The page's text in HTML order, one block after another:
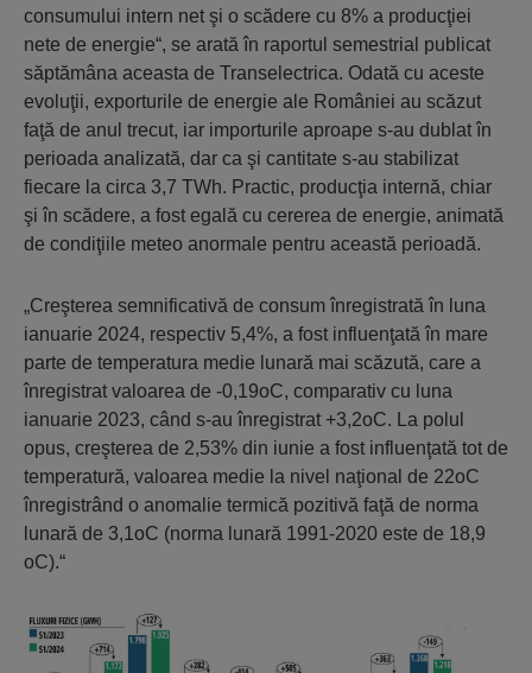
consumului intern net şi o scădere cu 8% a producţiei
nete de energie“, se arată în raportul semestrial publicat
săptămâna aceasta de Transelectrica. Odată cu aceste
evoluţii, exporturile de energie ale României au scăzut
faţă de anul trecut, iar importurile aproape s-au dublat în
perioada analizată, dar ca şi cantitate s-au stabilizat
fiecare la circa 3,7 TWh. Practic, producţia internă, chiar
şi în scădere, a fost egală cu cererea de energie, animată
de condiţiile meteo anormale pentru această perioadă.
„Creşterea semnificativă de consum înregistrată în luna
ianuarie 2024, respectiv 5,4%, a fost influenţată în mare
parte de temperatura medie lunară mai scăzută, care a
înregistrat valoarea de -0,19oC, comparativ cu luna
ianuarie 2023, când s-au înregistrat +3,2oC. La polul
opus, creşterea de 2,53% din iunie a fost influenţată tot de
tempe­ratură, valoarea medie la nivel naţional de 22oC
înregistrând o anomalie termică pozi­tivă faţă de norma
lunară de 3,1oC (norma lunară 1991-2020 este de 18,9
oC).“